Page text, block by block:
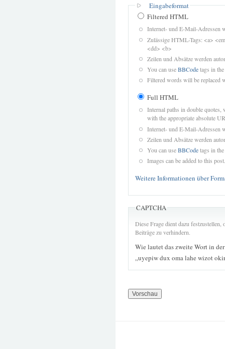
Eingabeformat
Filtered HTML
Internet- und E-Mail-Adressen
Zulässige HTML-Tags: <a>
<dd> <b>
Zeilen und Absätze werden
You can useBBCodetags in
Filtered words will be replaced
Full HTML
Internal paths in double quotes,
with the appropriate absolute
Internet- und E-Mail-Adressen
Zeilen und Absätze werden
You can useBBCodetags in
Images can be added to this post.
Weitere Informationen über
CAPTCHA
Diese Frage dient dazu
Beiträge zu verhindern.
Wie lautet das zweite Wort in
„uyepiw dux oma lahe wizot